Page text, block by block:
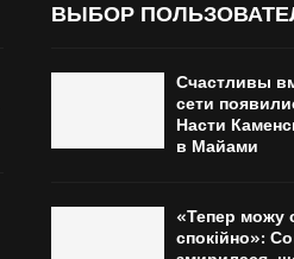
ВЫБОР
Счастливы
сети
Насти
в Майами
«Тепер можу
спокійно»: